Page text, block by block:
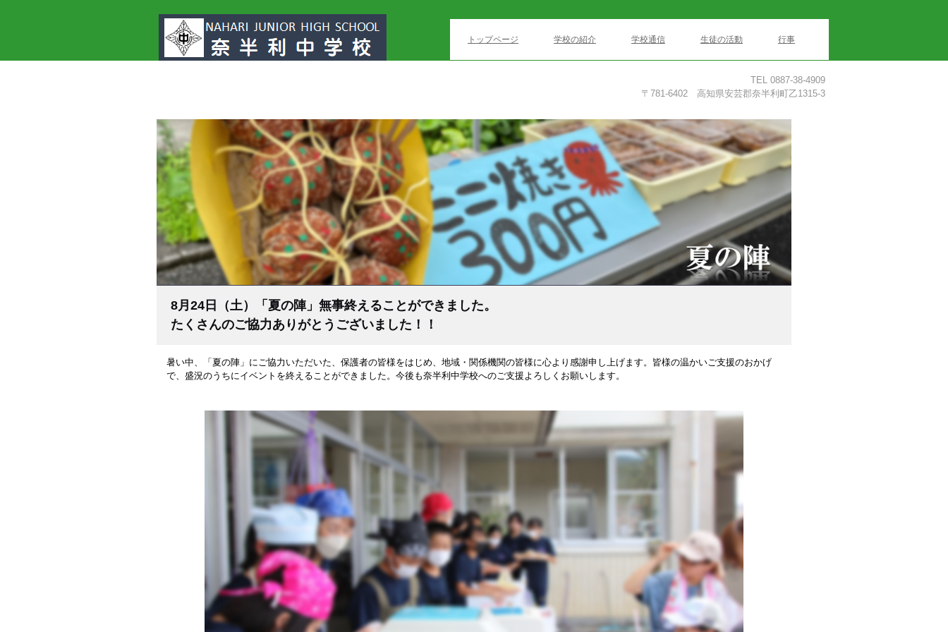
トップページ 学校の紹介 学校通信 生徒の活動 行事
TEL 0887-38-4909
〒781-6402 高知県安芸郡奈半利町乙1315-3
8月24日（土）「 夏の陣」無事終えることができました。
たくさんのご協力ありがとうございました！！
暑い中、「夏の陣」にご協力いただいた、保護者の皆様をはじめ、地域・関係機関の皆様に心より感謝申し上げます。皆様の温かいご支援のおかげ
で、盛況のうちにイベントを終えることができました。今後も奈半利中学校へのご支援よろしくお願いします。